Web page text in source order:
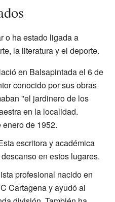
o ha estado ligada a
la literatura y el deporte.
en Balsapintada el 6 de
conocido por sus obras
"el jardinero de los
en la localidad.
de 1952.
escritora y académica
en estos lugares.
profesional nacido en
Cartagena y ayudó al